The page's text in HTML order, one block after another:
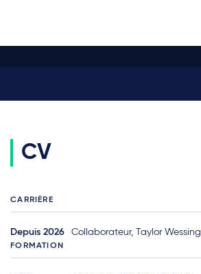
CV
CARRIÈRE
Depuis 2026 Collaborateur, Taylor Wessing
FORMATION